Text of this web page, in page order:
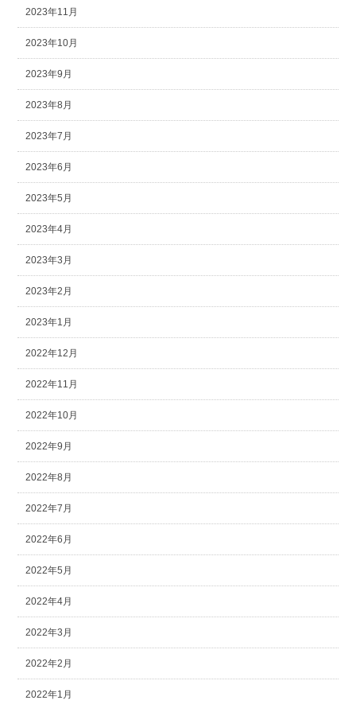
2023年11月
2023年10月
2023年9月
2023年8月
2023年7月
2023年6月
2023年5月
2023年4月
2023年3月
2023年2月
2023年1月
2022年12月
2022年11月
2022年10月
2022年9月
2022年8月
2022年7月
2022年6月
2022年5月
2022年4月
2022年3月
2022年2月
2022年1月